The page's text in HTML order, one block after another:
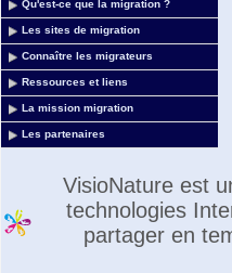
Qu'est-ce que la migration ?
Les sites de migration
Connaître les migrateurs
Ressources et liens
La mission migration
Les partenaires
VisioNature est
technologies
partager en